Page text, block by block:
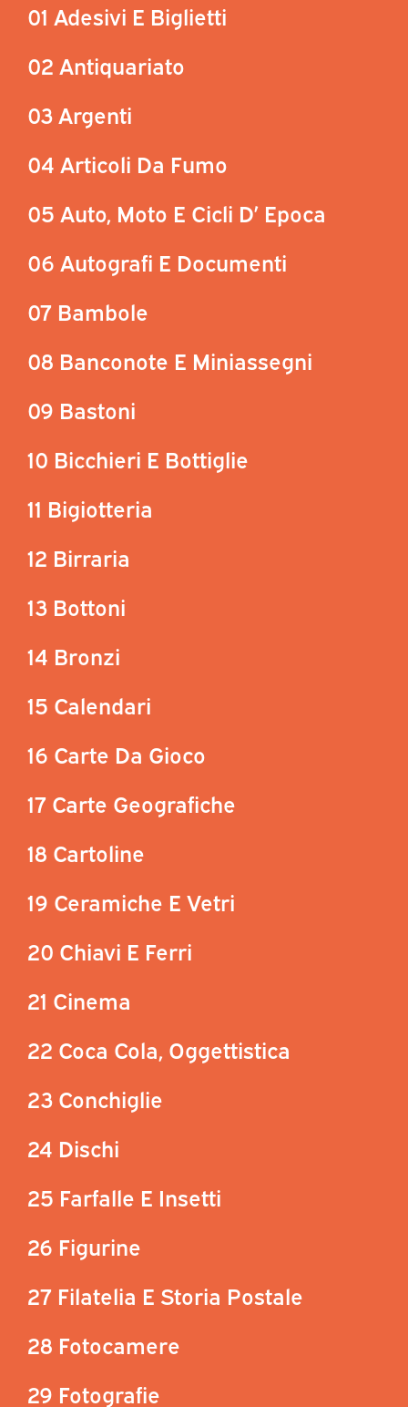
01 Adesivi E Biglietti
02 Antiquariato
03 Argenti
04 Articoli Da Fumo
05 Auto, Moto E Cicli D’ Epoca
06 Autografi E Documenti
07 Bambole
08 Banconote E Miniassegni
09 Bastoni
10 Bicchieri E Bottiglie
11 Bigiotteria
12 Birraria
13 Bottoni
14 Bronzi
15 Calendari
16 Carte Da Gioco
17 Carte Geografiche
18 Cartoline
19 Ceramiche E Vetri
20 Chiavi E Ferri
21 Cinema
22 Coca Cola, Oggettistica
23 Conchiglie
24 Dischi
25 Farfalle E Insetti
26 Figurine
27 Filatelia E Storia Postale
28 Fotocamere
29 Fotografie